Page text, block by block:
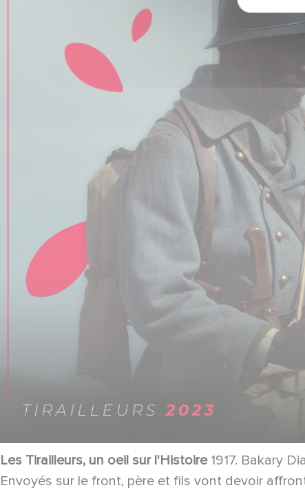
Les Tirailleurs, un oeil sur l'Histoire1917. Bakary
Envoyés sur le front, père et fils vont devoir